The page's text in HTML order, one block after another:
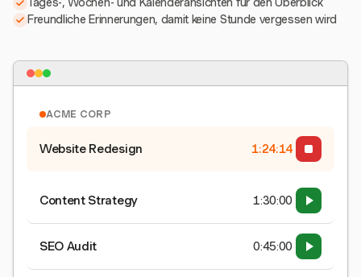
Freundliche Erinnerungen, damit keine Stunde vergessen wird
ACME CORP
Website Redesign 1:24:15
Content Strategy 1:30:00
SEO Audit 0:45:00